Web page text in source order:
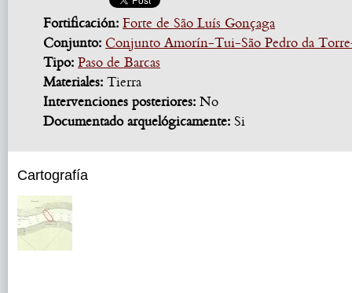
Fortificación: Forte de São Luís Gonçaga
Conjunto: Conjunto Amorín-Tui-São Pedro da
Tipo: Paso de Barcas
Materiales: Tierra
Intervenciones posteriores: No
Documentado arquelógicamente: Si
Cartografía